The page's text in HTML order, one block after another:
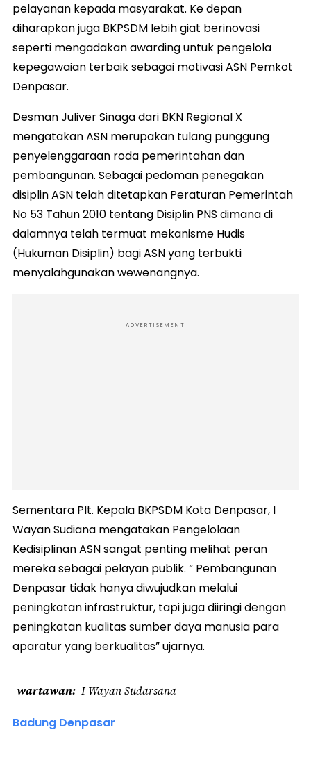
pelayanan kepada masyarakat. Ke depan
diharapkan juga BKPSDM lebih giat berinovasi
seperti mengadakan awarding untuk pengelola
kepegawaian terbaik sebagai motivasi ASN Pemkot
Denpasar.
Desman Juliver Sinaga dari BKN Regional X
mengatakan ASN merupakan tulang punggung
penyelenggaraan roda pemerintahan dan
pembangunan. Sebagai pedoman penegakan
disiplin ASN telah ditetapkan Peraturan Pemerintah
No 53 Tahun 2010 tentang Disiplin PNS dimana di
dalamnya telah termuat mekanisme Hudis
(Hukuman Disiplin) bagi ASN yang terbukti
menyalahgunakan wewenangnya.
ADVERTISEMENT
Sementara Plt. Kepala BKPSDM Kota Denpasar, I
Wayan Sudiana mengatakan Pengelolaan
Kedisiplinan ASN sangat penting melihat peran
mereka sebagai pelayan publik. “ Pembangunan
Denpasar tidak hanya diwujudkan melalui
peningkatan infrastruktur, tapi juga diiringi dengan
peningkatan kualitas sumber daya manusia para
aparatur yang berkualitas” ujarnya.
wartawan I Wayan Sudarsana
Badung Denpasar